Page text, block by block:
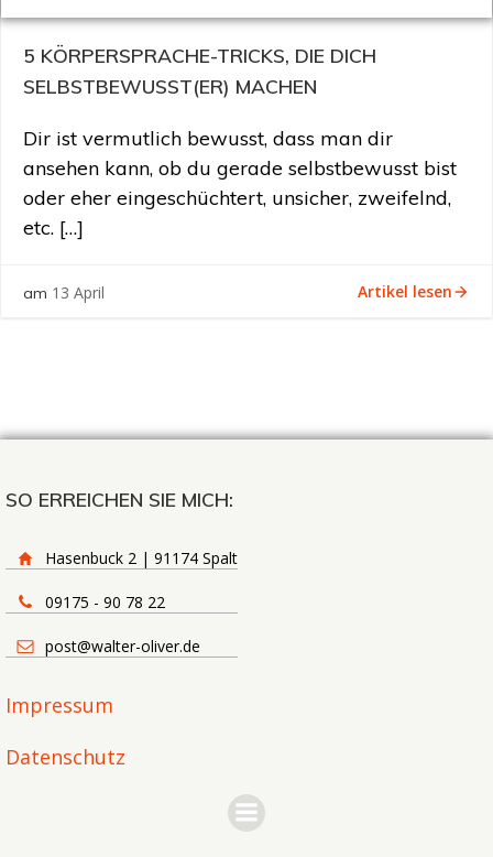
5 KÖRPERSPRACHE-TRICKS, DIE DICH
SELBSTBEWUSST(ER) MACHEN
Dir ist vermutlich bewusst, dass man dir
ansehen kann, ob du gerade selbstbewusst bist
oder eher eingeschüchtert, unsicher, zweifelnd,
etc. […]
am 13 April Artikel lesen
SO ERREICHEN SIE MICH:
Hasenbuck 2 | 91174 Spalt
09175 - 90 78 22
post@walter-oliver.de
Impressum
Datenschutz